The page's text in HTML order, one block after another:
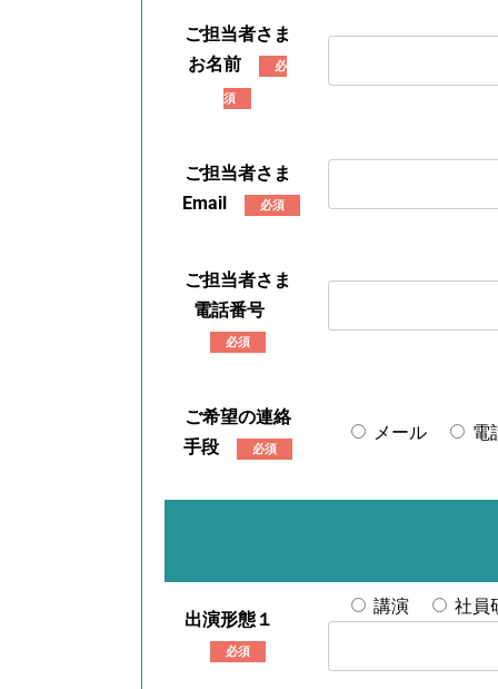
ご担当者さま
お名前
必
須
ご担当者さま
Email
必須
ご担当者さま
電話番号
必須
ご希望の連絡
手段
必須
メール 電
出演形態１
必須
講演 社員